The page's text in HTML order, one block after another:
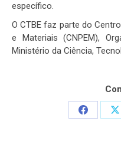
específico.
O CTBE faz parte do
e Materiais (CNPEM),
Ministério da Ciência,
Share